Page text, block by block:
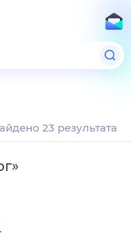
23 результата
»